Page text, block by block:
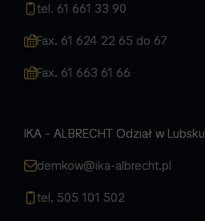
tel. 61 661 33 90
Fax. 61 624 22 65 do 67
Fax. 61 663 61 66
IKA - ALBRECHT Odział w Lubsku
demkow@ika-albrecht.pl
tel. 505 101 502